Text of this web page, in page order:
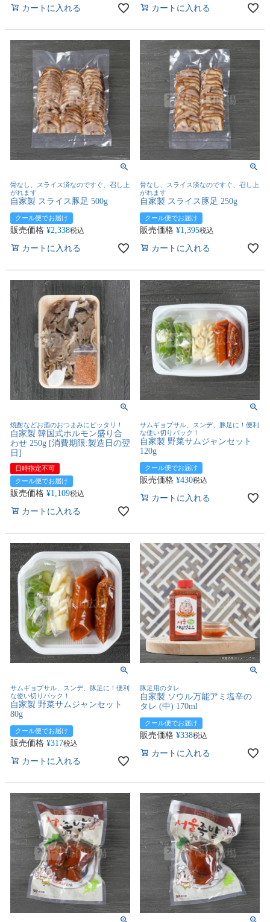
カートに入れる カートに入れる
骨なし、スライス済なのですぐ、召し上
がれます
自家製 スライス豚足 500g
クール便でお届け
販売価格 ¥2,338税込
カートに入れる
骨なし、スライス済なのですぐ、召し上
がれます
自家製 スライス豚足 250g
クール便でお届け
販売価格 ¥1,395税込
カートに入れる
焼酎などお酒のおつまみにピッタリ！
自家製 韓国式ホルモン盛り合
わせ 250g [消費期限:製造日の翌
日]
日時指定不可
クール便でお届け
販売価格 ¥1,109税込
カートに入れる
サムギョプサル、スンデ、豚足に！便利
な使い切りパック！
自家製 野菜サムジャンセット
120g
クール便でお届け
販売価格 ¥430税込
カートに入れる
サムギョプサル、スンデ、豚足に！便利
な使い切りパック！
自家製 野菜サムジャンセット
80g
クール便でお届け
販売価格 ¥317税込
カートに入れる
豚足用のタレ
自家製 ソウル万能アミ塩辛の
タレ (中) 170ml
クール便でお届け
販売価格 ¥338税込
カートに入れる